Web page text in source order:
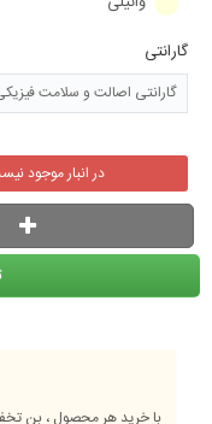
گارانتی
گارانتی اصالت و سلامت
در انبار موجود
با خرید هر محصول ، بن